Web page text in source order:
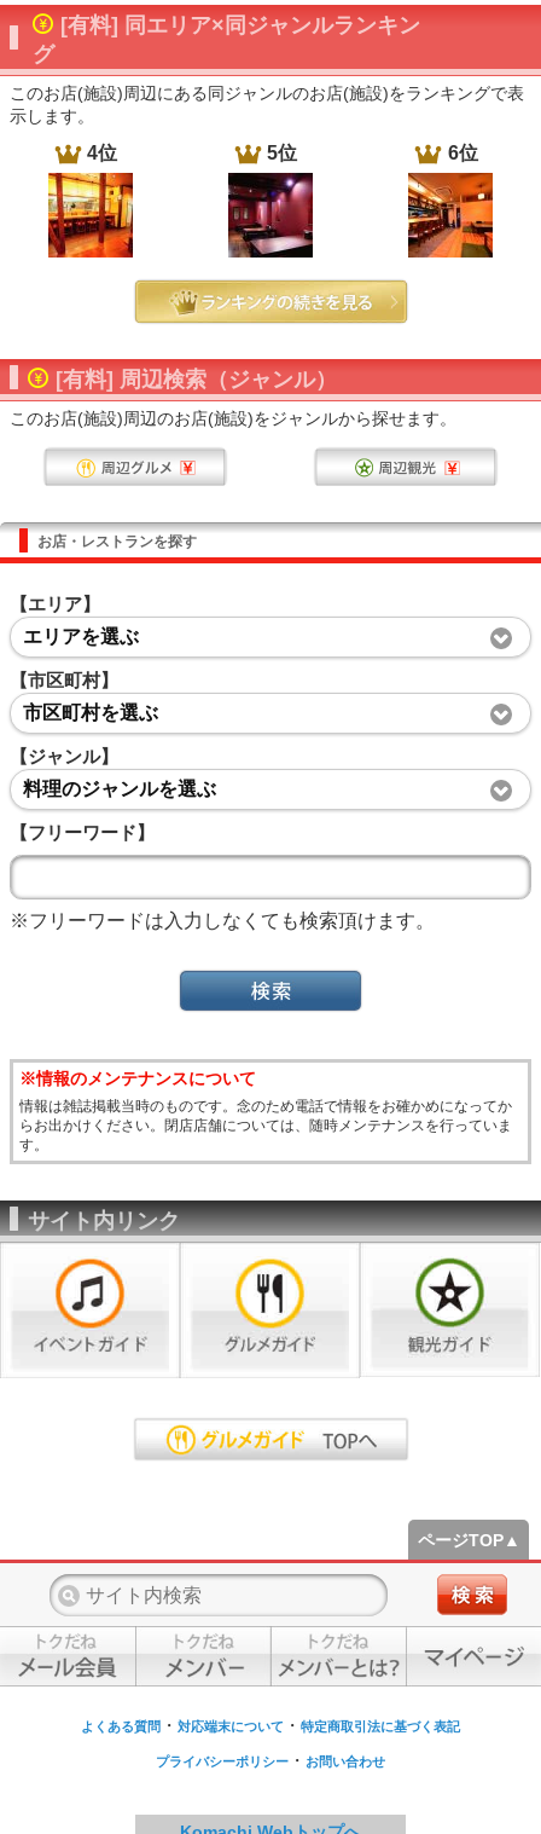
[有料] 同エリア×同ジャンルランキン
グ
このお店(施設)周辺にある同ジャンルのお店(施設)をランキングで表
示します。
4位 5位 6位
[有料] 周辺検索（ジャンル）
このお店(施設)周辺のお店(施設)をジャンルから探せます。
お店・レストランを探す
【エリア】
エリアを選ぶ
【市区町村】
市区町村を選ぶ
【ジャンル】
料理のジャンルを選ぶ
【フリーワード】
※フリーワードは入力しなくても検索頂けます。
※情報のメンテナンスについて
情報は雑誌掲載当時のものです。念のため電話で情報をお確かめになってか
らお出かけください。閉店店舗については、随時メンテナンスを行っていま
す。
サイト内リンク
ページTOP▲
よくある質問 ・ 対応端末について ・ 特定商取引法に基づく表記
プライバシーポリシー ・ お問い合わせ